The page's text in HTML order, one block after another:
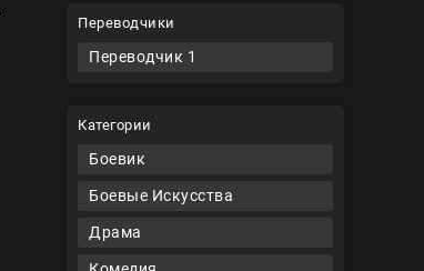
Переводчики
Переводчик 1
Категории
Боевик
Боевые Искусства
Драма